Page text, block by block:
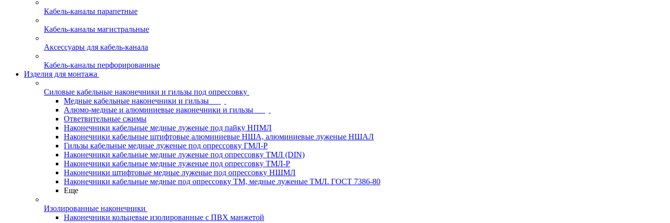
Кабель-каналы парапетные
Кабель-каналы магистральные
Аксессуары для кабель-канала
Кабель-каналы перфорированные
Изделия для монтажа
Силовые кабельные наконечники и гильзы под опрессовку
Медные кабельные наконечники и гильзы
Алюмо-медные и алюминиевые наконечники и гильзы
Ответвительные сжимы
Наконечники кабельные медные луженые под пайку НПМЛ
Наконечники кабельные штифтовые алюминиевые НША, алюминиевые луженые НШАЛ
Гильзы кабельные медные луженые под опрессовку ГМЛ-Р
Наконечники кабельные медные луженые под опрессовку ТМЛ (DIN)
Наконечники кабельные медные луженые под опрессовку ТМЛ-Р
Наконечники штифтовые медные луженые под опрессовку НШМЛ
Наконечники кабельные медные под опрессовку ТМ, медные луженые ТМЛ. ГОСТ 7386-80
Еще
Изолированные наконечники
Наконечники кольцевые изолированные с ПВХ манжетой